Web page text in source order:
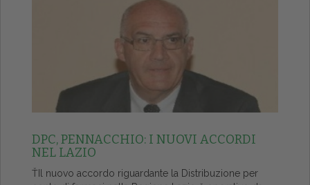
DPC, PENNACCHIO: I NUOVI ACCORDI
NEL LAZIO
ŤIl nuovo accordo riguardante la Distribuzione per